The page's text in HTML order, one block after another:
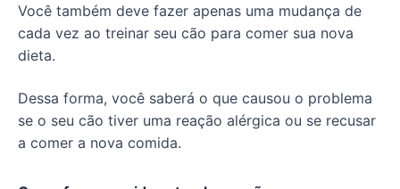
Você também deve fazer apenas uma mudança de
cada vez ao treinar seu cão para comer sua nova
dieta.
Dessa forma, você saberá o que causou o problema
se o seu cão tiver uma reação alérgica ou se recusar
a comer a nova comida.